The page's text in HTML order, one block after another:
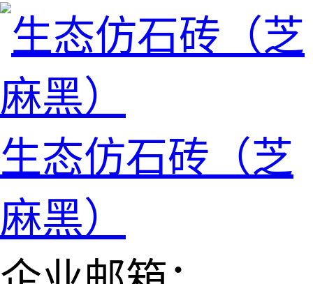
生态仿石砖（芝
麻黑）